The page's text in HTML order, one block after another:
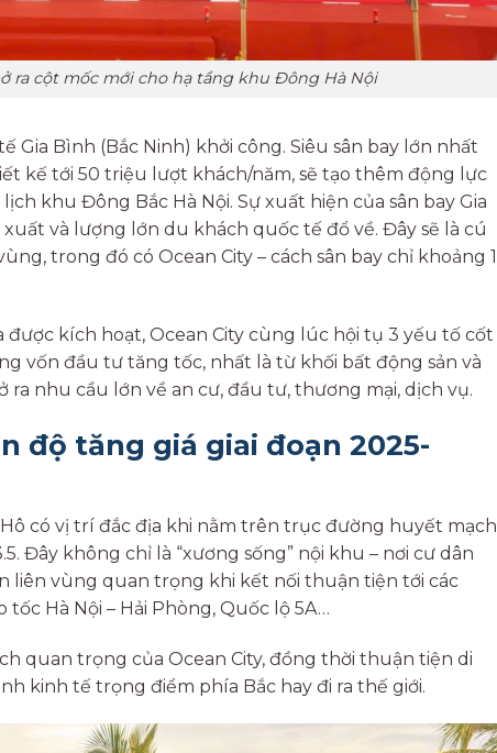
ra cột mốc mới cho hạ tầng khu Đông Hà Nội
Gia Bình (Bắc Ninh) khởi công. Siêu sân bay lớn nhất
kế tới 50 triệu lượt khách/năm, sẽ tạo thêm động lực
khu Đông Bắc Hà Nội. Sự xuất hiện của sân bay Gia
và lượng lớn du khách quốc tế đổ về. Đây sẽ là cú
trong đó có Ocean City – cách sân bay chỉ khoảng 1
kích hoạt, Ocean City cùng lúc hội tụ 3 yếu tố cốt
vốn đầu tư tăng tốc, nhất là từ khối bất động sản và
ra nhu cầu lớn về an cư, đầu tư, thương mại, dịch vụ.
độ tăng giá giai đoạn 2025-
có vị trí đắc địa khi nằm trên trục đường huyết mạch
Đây không chỉ là “xương sống” nội khu – nơi cư dân
liên vùng quan trọng khi kết nối thuận tiện tới các
Hà Nội – Hải Phòng, Quốc lộ 5A…
quan trọng của Ocean City, đồng thời thuận tiện di
kinh tế trọng điểm phía Bắc hay đi ra thế giới.